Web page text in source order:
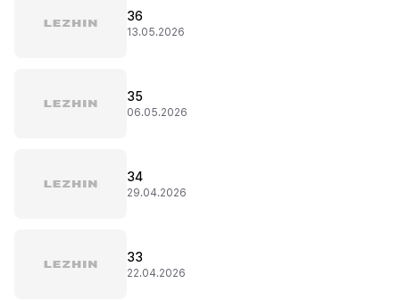
36
13.05.2026
35
06.05.2026
34
29.04.2026
33
22.04.2026